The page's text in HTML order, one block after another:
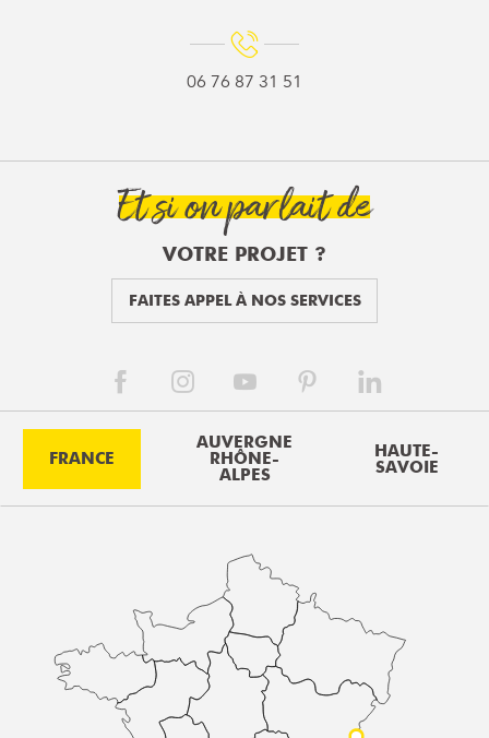
06 76 87 31 51
Et si on parlait de
VOTRE PROJET ?
FAITES APPEL À NOS SERVICES
FRANCE
AUVERGNE
RHÔNE-
ALPES
HAUTE-
SAVOIE